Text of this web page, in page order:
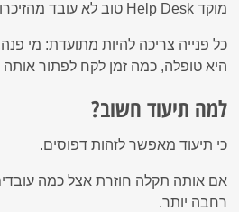
מוקד Help Desk טוב לא עובד מהזיכרון.
כל פנייה צריכה להיות מתועדת: מי
היא טופלה, כמה זמן לקח לפתור
למה תיעוד חשוב?
כי תיעוד מאפשר לזהות דפוסים.
אם אותה תקלה חוזרת אצל כמה
רחבה יותר.